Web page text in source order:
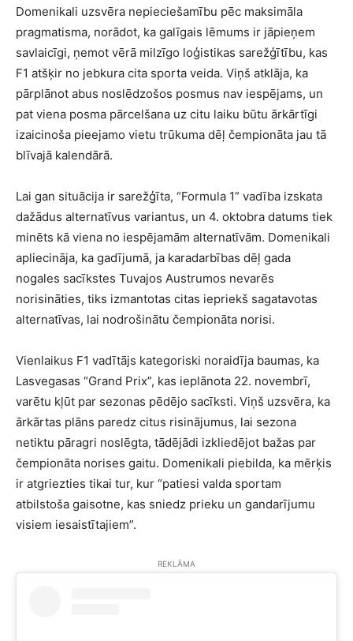
Domenikali uzsvēra nepieciešamību pēc maksimāla
pragmatisma, norādot, ka galīgais lēmums ir jāpieņem
savlaicīgi, ņemot vērā milzīgo loģistikas sarežģītību, kas
F1 atšķir no jebkura cita sporta veida. Viņš atklāja, ka
pārplānot abus noslēdzošos posmus nav iespējams, un
pat viena posma pārcelšana uz citu laiku būtu ārkārtīgi
izaicinoša pieejamo vietu trūkuma dēļ čempionāta jau tā
blīvajā kalendārā.
Lai gan situācija ir sarežģīta, “Formula 1” vadība izskata
dažādus alternatīvus variantus, un 4. oktobra datums tiek
minēts kā viena no iespējamām alternatīvām. Domenikali
apliecināja, ka gadījumā, ja karadarbības dēļ gada
nogales sacīkstes Tuvajos Austrumos nevarēs
norisināties, tiks izmantotas citas iepriekš sagatavotas
alternatīvas, lai nodrošinātu čempionāta norisi.
Vienlaikus F1 vadītājs kategoriski noraidīja baumas, ka
Lasvegasas “Grand Prix”, kas ieplānota 22. novembrī,
varētu kļūt par sezonas pēdējo sacīksti. Viņš uzsvēra, ka
ārkārtas plāns paredz citus risinājumus, lai sezona
netiktu pāragri noslēgta, tādējādi izkliedējot bažas par
čempionāta norises gaitu. Domenikali piebilda, ka mērķis
ir atgriezties tikai tur, kur “patiesi valda sportam
atbilstoša gaisotne, kas sniedz prieku un gandarījumu
visiem iesaistītajiem”.
REKLĀMA